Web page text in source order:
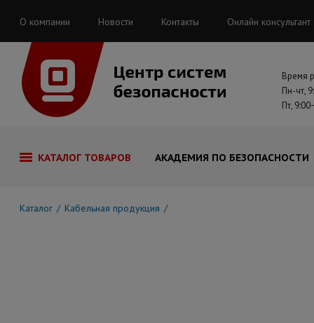
О компании Новости Контакты Онлайн консультант
Время
Пн-чт,
Пт,
КАТАЛОГ ТОВАРОВ АКАДЕМИЯ ПО БЕЗОПАСНОСТИ
Каталог Кабельная продукция